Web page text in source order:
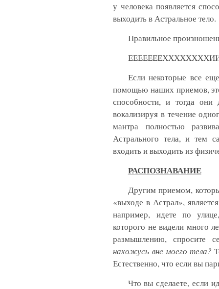
у человека появляется
выходить в Астральное тело.
Правильное
Если некоторые все
помощью наших приемов,
способности, и тогда
вокализируя в течение
мантра полностью
Астрального тела, и тем
входить и выходить из
РАСПОЗНАВАНИЕ
Другим приемом,
«выходе в Астрал», является
например, идете по
которого не видели много
размышлению, спросите
нахожусь вне моего тела?
Естественно, что если вы
Что вы сделаете, если